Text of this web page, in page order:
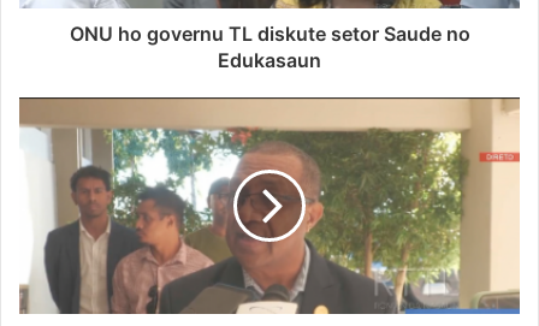
ONU ho governu TL diskute setor Saude no
Edukasaun